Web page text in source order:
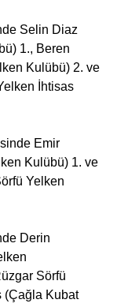
Selin Diaz
1., Beren
Kulübü) 2. ve
İhtisas
Emir
Kulübü) 1. ve
Yelken
Derin
Sörfü
(Çağla Kubat